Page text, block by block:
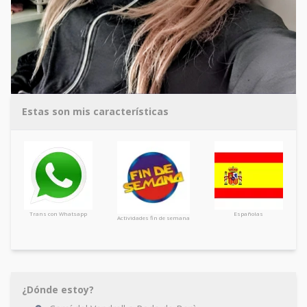
Estas son mis características
Trans con Whatsapp
Actividades fin de semana
Españolas
¿Dónde estoy?